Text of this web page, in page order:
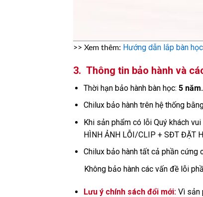
>> Xem thêm: Hướng dẫn lắp bàn
3. Thông tin bảo hành và
Thời hạn bảo hành bàn học: 5 năm.
Chilux bảo hành trên hệ thống
Khi sản phẩm có lỗi Quý khách
HÌNH ẢNH LỖI/CLIP + SĐT ĐẶT
Chilux bảo hành tất cả phần cứng
Không bảo hành các vấn đề lỗi
Lưu ý chính sách đổi mới:Vì sản